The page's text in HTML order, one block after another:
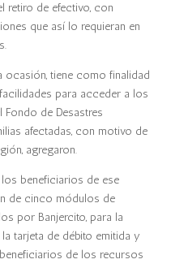
retiro de efectivo, con
que así lo requieran en
ocasión, tiene como finalidad
para acceder a los
de Desastres
afectadas, con motivo de
agregaron.
los beneficiarios de ese
de cinco módulos de
por Banjercito, para la
tarjeta de débito emitida y
de los recursos